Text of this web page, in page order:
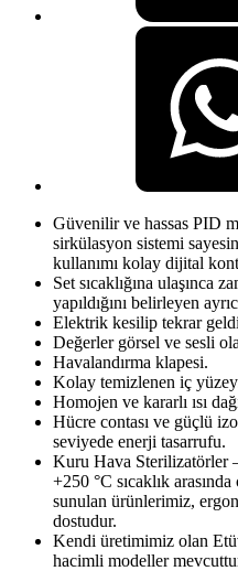
Güvenilir ve hassas PID
sirkülasyon sistemi
kullanımı kolay dijital
Set sıcaklığına ulaşınca
yapıldığını belirleyen
Elektrik kesilip tekrar
Değerler görsel ve sesli
Havalandırma klapesi.
Kolay temizlenen iç
Homojen ve kararlı ısı
Hücre contası ve güçlü
seviyede enerji tasarrufu.
Kuru Hava Sterilizatörler
+250 °C sıcaklık
sunulan ürünlerimiz,
dostudur.
Kendi üretimimiz olan
hacimli modeller